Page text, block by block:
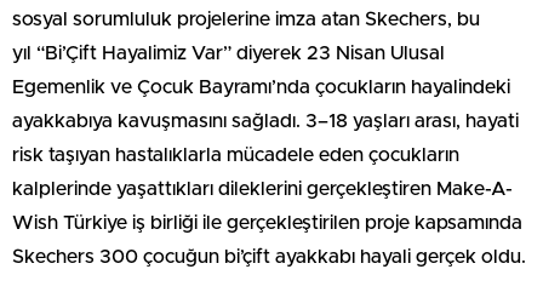
sosyal sorumluluk projelerine imza atan Skechers, bu
yıl “Bi’Çift Hayalimiz Var” diyerek 23 Nisan Ulusal
Egemenlik ve Çocuk Bayramı’nda çocukların hayalindeki
ayakkabıya kavuşmasını sağladı. 3–18 yaşları arası, hayati
risk taşıyan hastalıklarla mücadele eden çocukların
kalplerinde yaşattıkları dileklerini gerçekleştiren Make-A-
Wish Türkiye iş birliği ile gerçekleştirilen proje kapsamında
Skechers 300 çocuğun bi’çift ayakkabı hayali gerçek oldu.